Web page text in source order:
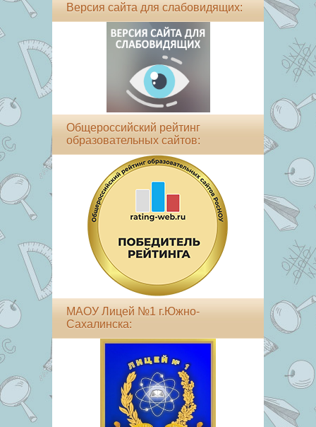
Версия сайта для слабовидящих:
Общероссийский рейтинг
образовательных сайтов:
МАОУ Лицей №1 г.Южно-
Сахалинска: